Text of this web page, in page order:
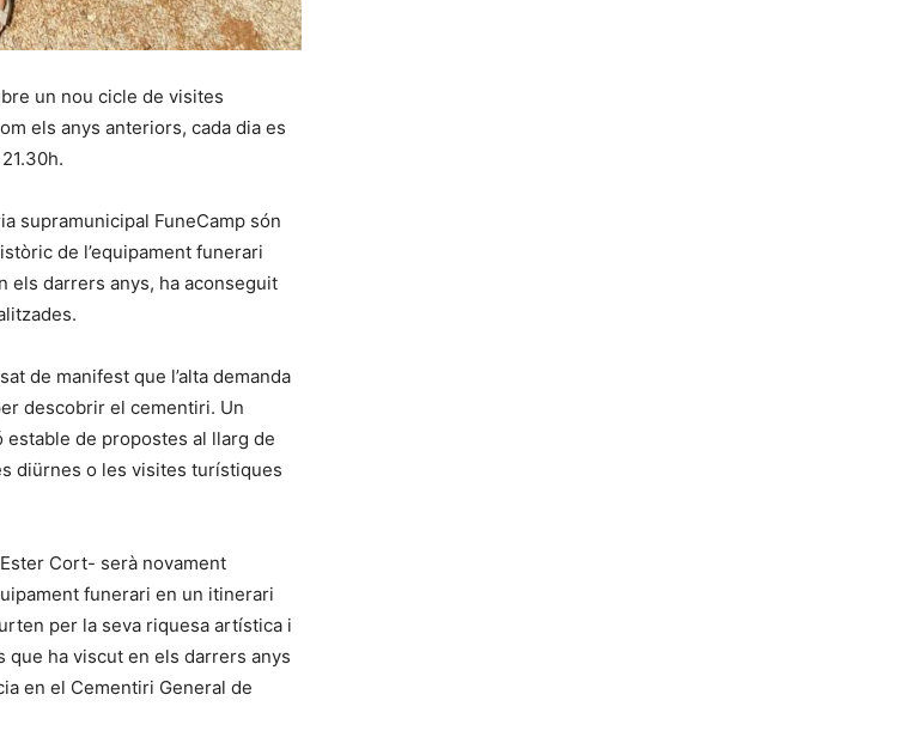
un nou cicle de visites
els anys anteriors, cada dia es
supramunicipal FuneCamp són
de l’equipament funerari
els darrers anys, ha aconseguit
de manifest que l’alta demanda
descobrir el cementiri. Un
estable de propostes al llarg de
diürnes o les visites turístiques
Cort- serà novament
funerari en un itinerari
per la seva riquesa artística i
que ha viscut en els darrers anys
en el Cementiri General de